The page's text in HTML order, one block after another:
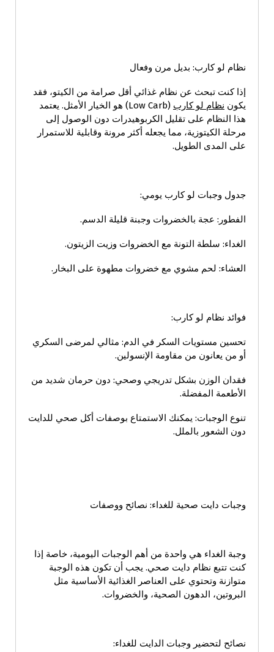
نظام لو كارب: بديل مرن وفعال
إذا كنت تبحث عن نظام غذائي أقل صرامة من الكيتو، فقد
يكون نظام لو كارب
(Low Carb) هو الخيار الأمثل. يعتمد
هذا النظام على تقليل الكربوهيدرات دون الوصول إلى
مرحلة الكيتوزية، مما يجعله أكثر مرونة وقابلية للاستمرار
على المدى الطويل.
جدول وجبات لو كارب يومي:
الفطور: عجة بالخضروات وجبنة قليلة الدسم.
الغداء: سلطة التونة مع الخضروات وزيت الزيتون.
العشاء: لحم مشوي مع خضروات مطهوة على البخار.
فوائد نظام لو كارب:
تحسين مستويات السكر في الدم: مثالي لمرضى السكري
أو من يعانون من مقاومة الإنسولين.
فقدان الوزن بشكل تدريجي وصحي: دون حرمان شديد من
الأطعمة المفضلة.
تنوع الوجبات: يمكنك الاستمتاع بوصفات أكل صحي للدايت
دون الشعور بالملل.
وجبات دايت صحية للغداء: نصائح ووصفات
وجبة الغداء هي واحدة من أهم الوجبات اليومية، خاصة إذا
كنت تتبع نظام دايت صحي. يجب أن تكون هذه الوجبة
متوازنة وتحتوي على العناصر الغذائية الأساسية مثل
البروتين، الدهون الصحية، والخضروات.
نصائح لتحضير وجبات الدايت للغداء: